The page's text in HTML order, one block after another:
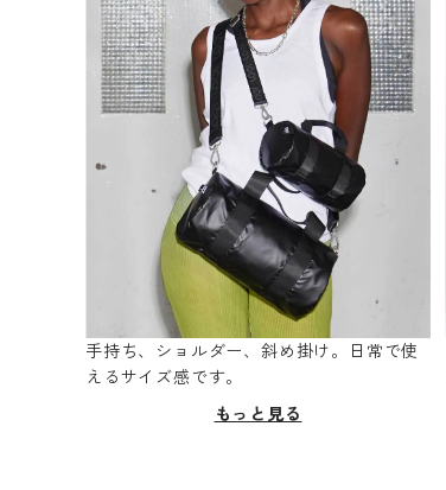
手持ち、ショルダー、斜め掛け。日常で使
えるサイズ感です。
もっと見る